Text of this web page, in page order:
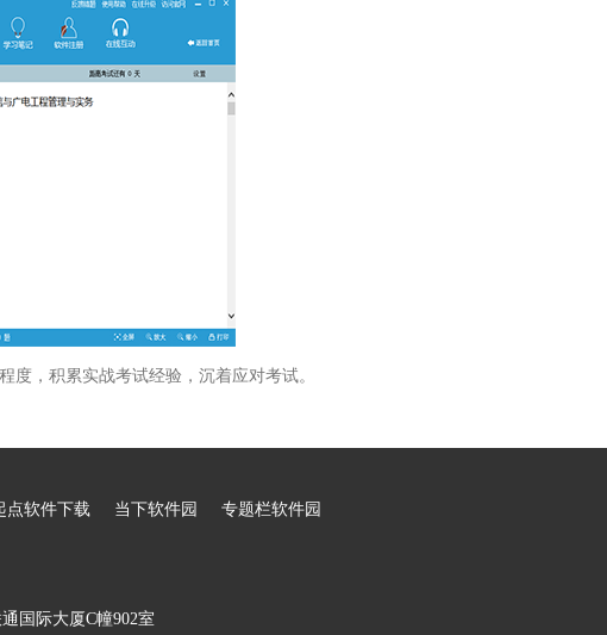
，积累实战考试经验，沉着应对考试。
点软件下载 当下软件园 专题栏软件园
国际大厦C幢902室